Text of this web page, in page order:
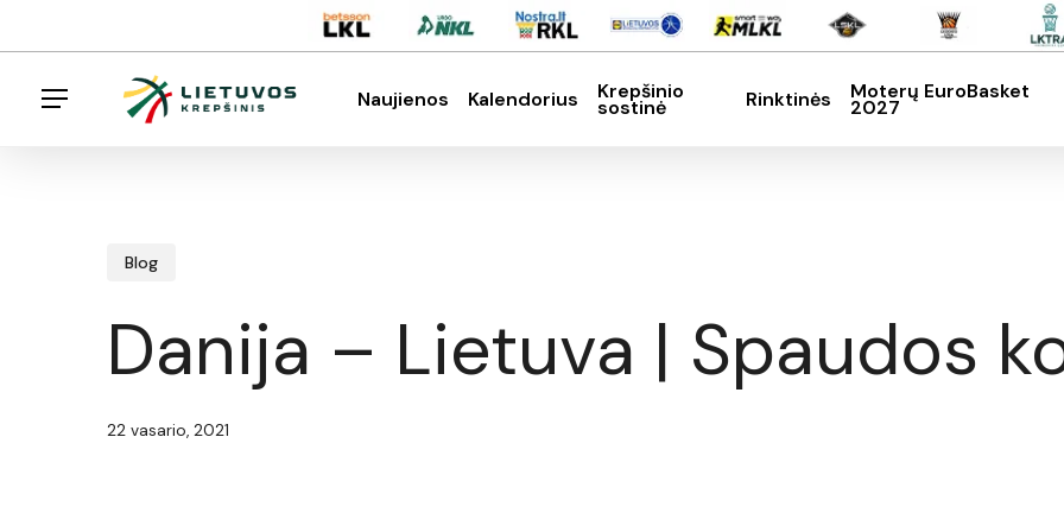
to
Menu
Naujienos Kalendorius Krepšinio
sostinė Rinktinės Moterų EuroBasket
2027
Blog
Danija – Lietuva | Spaudos
22 vasario, 2021